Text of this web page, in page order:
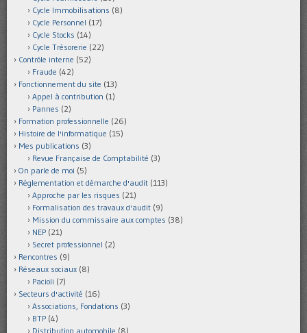
Cycle Immobilisations (8)
Cycle Personnel (17)
Cycle Stocks (14)
Cycle Trésorerie (22)
Contrôle interne (52)
Fraude (42)
Fonctionnement du site (13)
Appel à contribution (1)
Pannes (2)
Formation professionnelle (26)
Histoire de l'informatique (15)
Mes publications (3)
Revue Française de Comptabilité (3)
On parle de moi (5)
Réglementation et démarche d'audit (113)
Approche par les risques (21)
Formalisation des travaux d'audit (9)
Mission du commissaire aux comptes (38)
NEP (21)
Secret professionnel (2)
Rencontres (9)
Réseaux sociaux (8)
Pacioli (7)
Secteurs d'activité (16)
Associations, Fondations (3)
BTP (4)
Distribution automobile (8)